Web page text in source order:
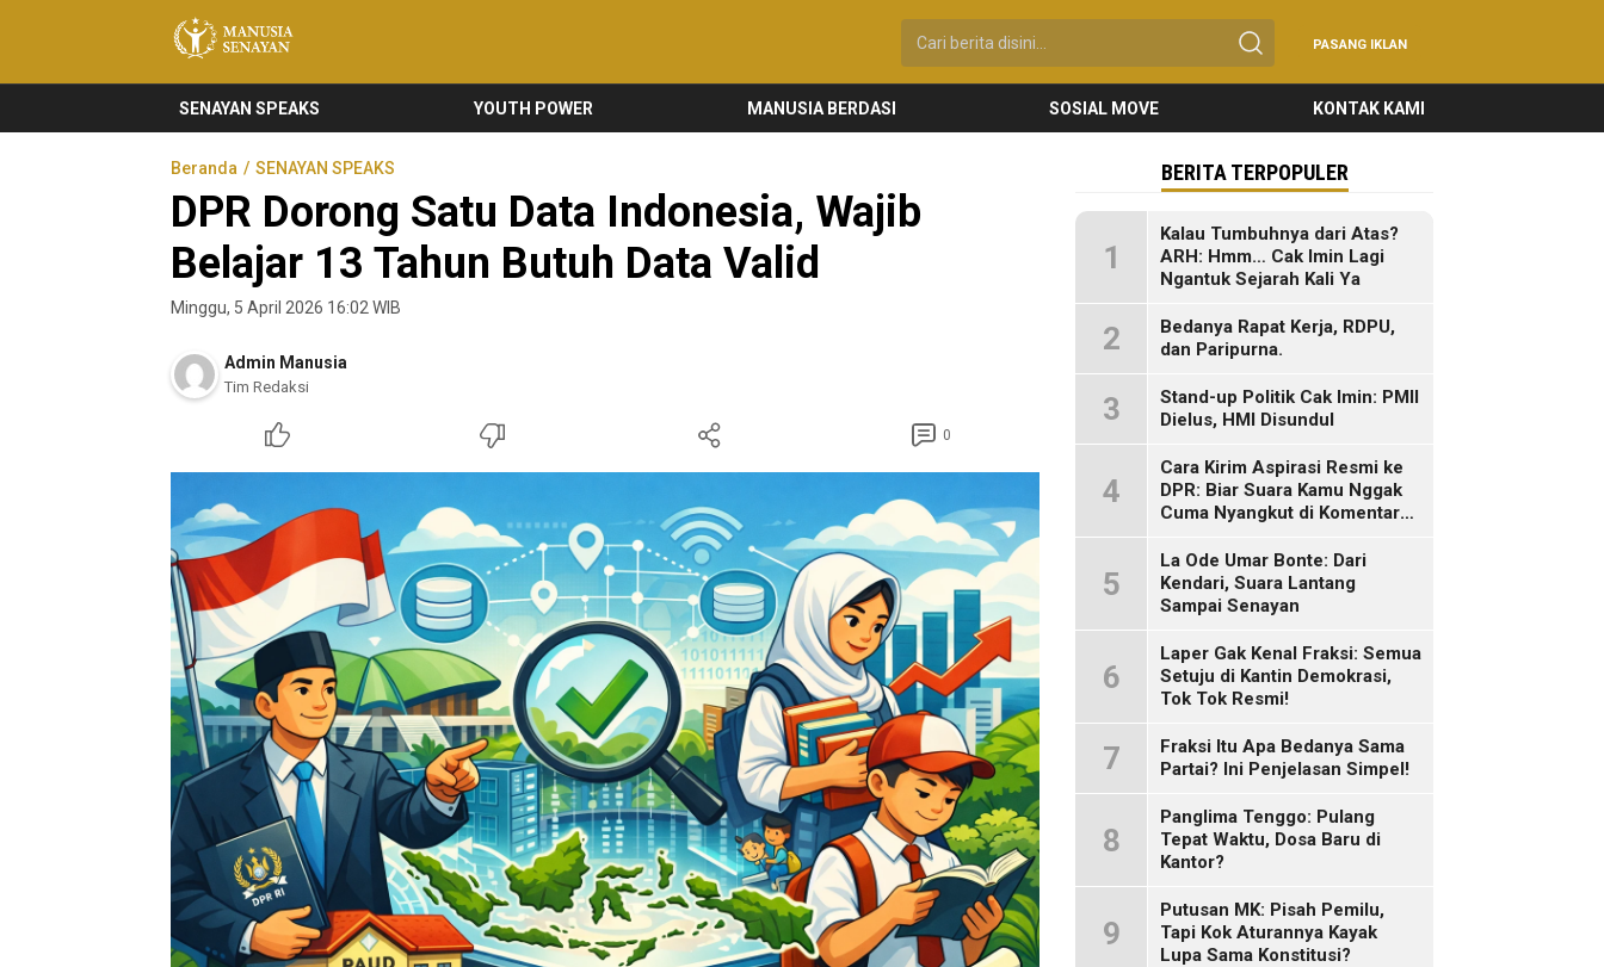
Manusia Senayan
Manusia Bicara, Senayan Bersuara
PASANG IKLAN
SENAYAN SPEAKS YOUTH POWER MANUSIA BERDASI SOSIAL MOVE KONTAK KAMI
Beranda SENAYAN SPEAKS
DPR Dorong Satu Data Indonesia, Wajib
Belajar 13 Tahun Butuh Data Valid
Minggu, 5 April 2026 16:02 WIB
Admin Manusia
Tim Redaksi
0
BERITA TERPOPULER
1
Kalau Tumbuhnya dari Atas?
ARH: Hmm… Cak Imin Lagi
Ngantuk Sejarah Kali Ya
2
Bedanya Rapat Kerja, RDPU,
dan Paripurna.
3
Stand-up Politik Cak Imin: PMII
Dielus, HMI Disundul
4
Cara Kirim Aspirasi Resmi ke
DPR: Biar Suara Kamu Nggak
Cuma Nyangkut di Komentar
5
La Ode Umar Bonte: Dari
Kendari, Suara Lantang
Sampai Senayan
6
Laper Gak Kenal Fraksi: Semua
Setuju di Kantin Demokrasi,
Tok Tok Resmi!
7
Fraksi Itu Apa Bedanya Sama
Partai? Ini Penjelasan Simpel!
8
Panglima Tenggo: Pulang
Tepat Waktu, Dosa Baru di
Kantor?
9
Putusan MK: Pisah Pemilu,
Tapi Kok Aturannya Kayak
Lupa Sama Konstitusi?